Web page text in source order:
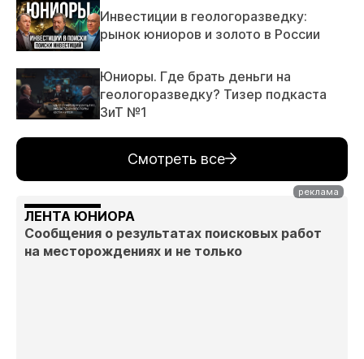
Инвестиции в геологоразведку:
рынок юниоров и золото в России
Юниоры. Где брать деньги на
геологоразведку? Тизер подкаста
ЗиТ №1
Смотреть все
ЛЕНТА ЮНИОРА
Сообщения о результатах поисковых работ
на месторождениях и не только